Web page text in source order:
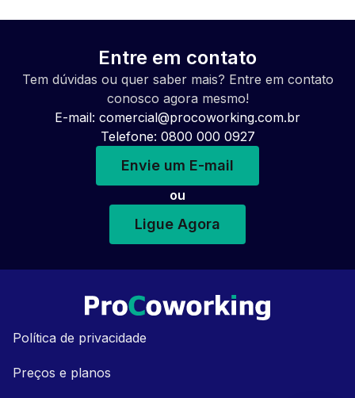
Entre em contato
Tem dúvidas ou quer saber mais? Entre em contato
conosco agora mesmo!
E-mail: comercial@procoworking.com.br
Telefone: 0800 000 0927
Envie um E-mail
ou
Ligue Agora
Política de privacidade
Preços e planos